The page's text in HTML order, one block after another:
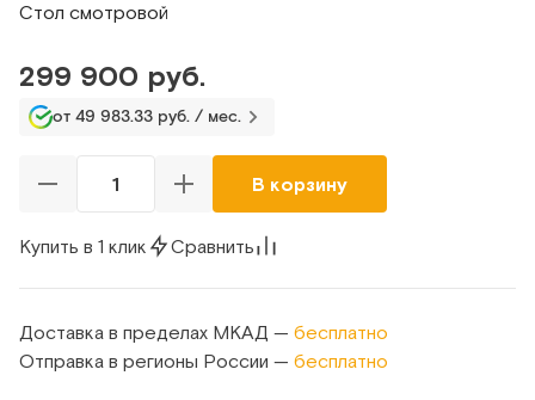
Стол смотровой
299 900 руб.
от 49 983.33 руб. / мес.
В корзину
Купить в 1 клик Сравнить
Доставка в пределах МКАД — бесплатно
Отправка в регионы России — бесплатно